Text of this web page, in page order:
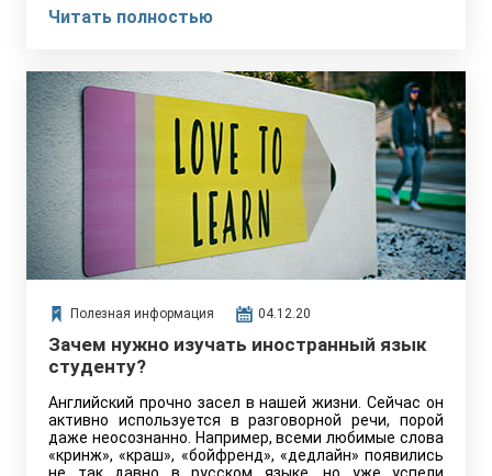
Читать полностью
Полезная информация 04.12.20
Зачем нужно изучать иностранный язык
студенту?
Английский прочно засел в нашей жизни. Сейчас он
активно используется в разговорной речи, порой
даже неосознанно. Например, всеми любимые слова
«кринж», «краш», «бойфренд», «дедлайн» появились